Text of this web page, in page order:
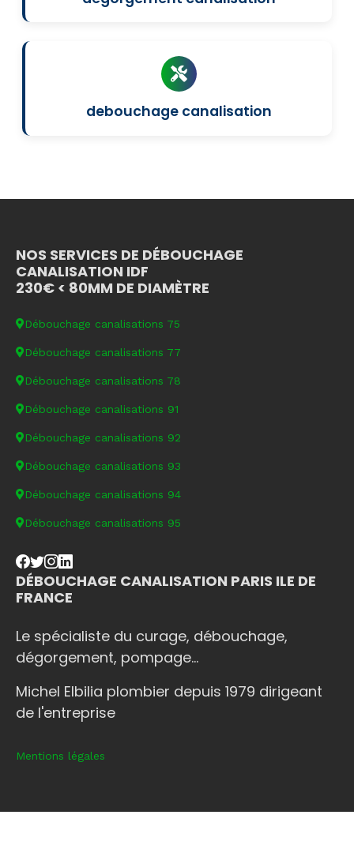
debouchage canalisation
NOS SERVICES DE DÉBOUCHAGE
CANALISATION IDF
230€ < 80MM DE DIAMÈTRE
Débouchage canalisations 75
Débouchage canalisations 77
Débouchage canalisations 78
Débouchage canalisations 91
Débouchage canalisations 92
Débouchage canalisations 93
Débouchage canalisations 94
Débouchage canalisations 95
DÉBOUCHAGE CANALISATION PARIS ILE DE
FRANCE
Le spécialiste du curage, débouchage,
dégorgement, pompage...
Michel Elbilia plombier depuis 1979 dirigeant
de l'entreprise
Mentions légales